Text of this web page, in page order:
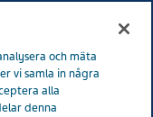
och mäta
vi samla in några
alla
denna